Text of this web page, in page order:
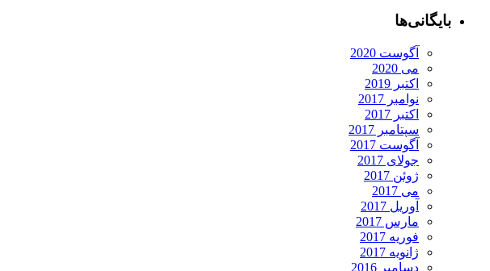
بایگانی‌ها
آگوست 2020
می 2020
اکتبر 2019
نوامبر 2017
اکتبر 2017
سپتامبر 2017
آگوست 2017
جولای 2017
ژوئن 2017
می 2017
آوریل 2017
مارس 2017
فوریه 2017
ژانویه 2017
دسامبر 2016